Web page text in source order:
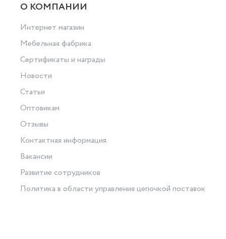
О КОМПАНИИ
Интернет магазин
Мебельная фабрика
Сертификаты и награды
Новости
Статьи
Оптовикам
Отзывы
Контактная информация
Вакансии
Развитие сотрудников
Политика в области управления цепочкой поставок